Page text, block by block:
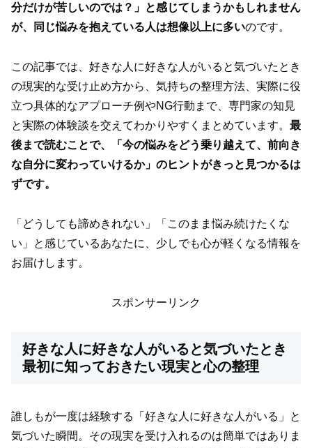
分だけが苦しいのでは？」と感じてしまうかもしれません
が、同じ悩みを抱えている人は想像以上に多いのです。
この記事では、好きな人に好きな人がいると気づいたとき
の現実的な受け止め方から、気持ちの整理方法、実際に役
立つ具体的なアプローチ例やNG行動まで、専門家の知見
と実際の体験談を交えてわかりやすくまとめています。 最
後まで読むことで、「今の悩みをどう乗り越えて、前向き
な自分に変わっていけるか」のヒントがきっと見つかるは
ずです。
「どうしても諦めきれない」「このまま悩み続けたくな
い」と感じているあなたに、少しでも心が軽くなる情報を
お届けします。
スポンサーリンク
好きな人に好きな人がいると気づいたとき
最初に知っておきたい現実と心の整理
誰しもが一度は経験する「好きな人に好きな人がいる」と
気づいた瞬間。その現実を受け入れるのは簡単ではありま